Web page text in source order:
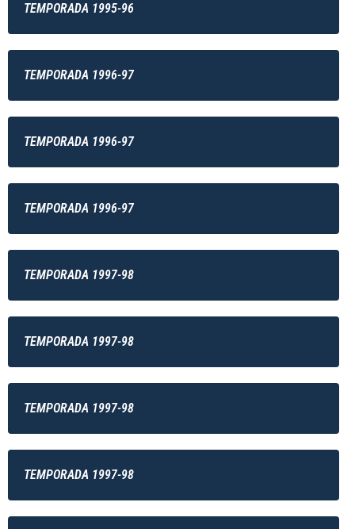
TEMPORADA 1995-96
TEMPORADA 1996-97
TEMPORADA 1996-97
TEMPORADA 1996-97
TEMPORADA 1997-98
TEMPORADA 1997-98
TEMPORADA 1997-98
TEMPORADA 1997-98